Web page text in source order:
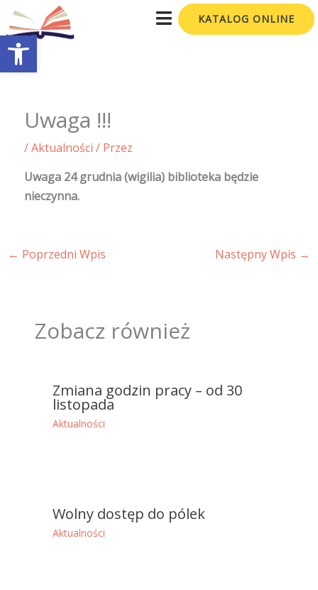
Otwórz pasek narzędzi
Przejdź
do
treści
KATALOG ONLINE
Uwaga !!!
/Aktualności / Przez
Uwaga 24 grudnia (wigilia) biblioteka będzie
nieczynna.
← Poprzedni Wpis Następny Wpis →
Zobacz również
Zmiana godzin pracy – od 30
listopada
Aktualności
Wolny dostęp do pólek
Aktualności